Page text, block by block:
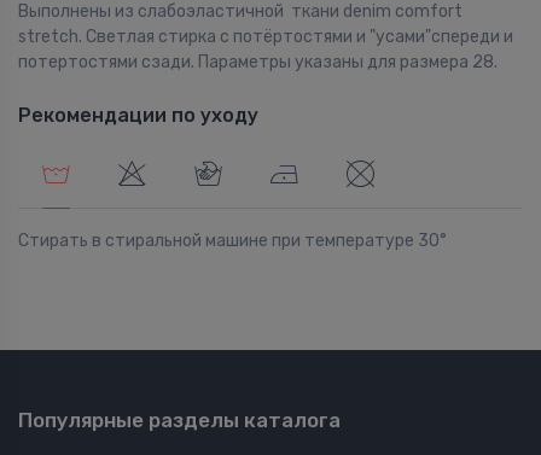
Выполнены из слабоэластичной ткани denim comfort
stretch. Светлая стирка с потёртостями и "усами"спереди и
потертостями сзади. Параметры указаны для размера 28.
Рекомендации по уходу
Стирать в стиральной машине при температуре 30°
Популярные разделы каталога